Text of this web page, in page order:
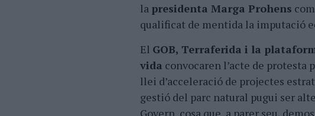
la presidenta Marga Prohens
qualificat de mentida la imputació
El GOB, Terraferida i la
vida convocaren l’acte de protesta
llei d’acceleració de projectes
gestió del parc natural pugui ser
Govern, cosa que, a parer seu,